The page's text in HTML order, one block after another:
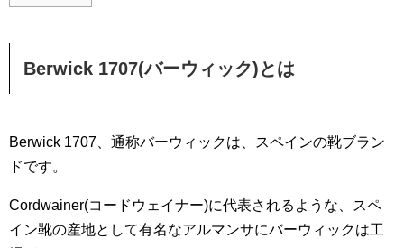
Berwick 1707(バーウィック)とは
Berwick 1707、通称バーウィックは、スペインの靴ブラン
ドです。
Cordwainer(コードウェイナー)に代表されるような、スペ
イン靴の産地として有名なアルマンサにバーウィックは工